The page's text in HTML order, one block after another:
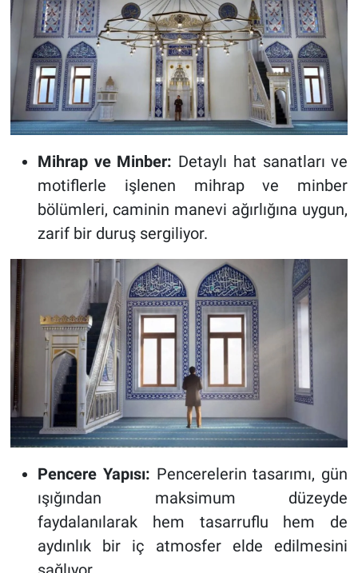
Mihrap ve Minber: Detaylı hat sanatları ve
motiflerle işlenen mihrap ve minber
bölümleri, caminin manevi ağırlığına uygun,
zarif bir duruş sergiliyor.
Pencere Yapısı: Pencerelerin tasarımı, gün
ışığından maksimum düzeyde
faydalanılarak hem tasarruflu hem de
aydınlık bir iç atmosfer elde edilmesini